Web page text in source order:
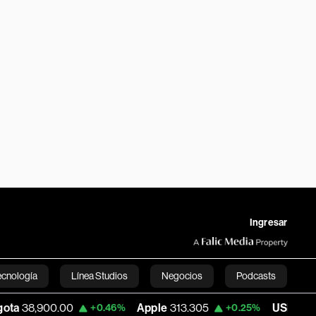
Ingresar
Línea Studios Negocios Podcasts
English
+0.46% Apple 313.305 +0.25% USD COP